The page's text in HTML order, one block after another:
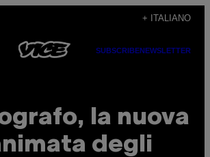
+ ITALIANO
SUBSCRIBENEWSLETTER
la nuova
degli